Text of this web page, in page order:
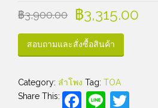
฿3,900.00 ฿3,315.00
สอบถามและสั่งซื้อสินค้า
Category: ลำโพง Tag: TOA
Share This:
Facebook
Line